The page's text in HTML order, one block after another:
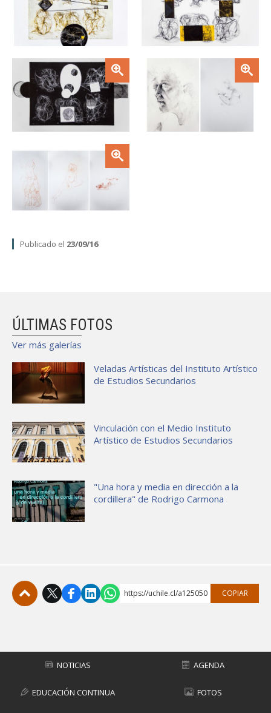
Zoom
Zoom
Publicado el 23/09/16
ÚLTIMAS FOTOS
Ver más galerías
Veladas Artísticas del Instituto Artístico
de Estudios Secundarios
Vinculación con el Medio Instituto
Artístico de Estudios Secundarios
"Una hora y media en dirección a la
cordillera" de Rodrigo Carmona
https://uchile.cl/a125050 COPIAR
NOTICIAS AGENDA
EDUCACIÓN CONTINUA FOTOS